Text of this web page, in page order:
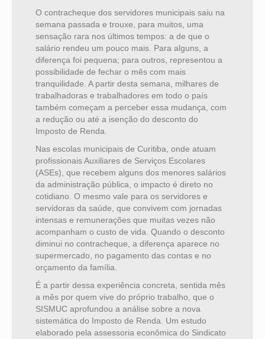
O contracheque dos servidores municipais saiu na
semana passada e trouxe, para muitos, uma
sensação rara nos últimos tempos: a de que o
salário rendeu um pouco mais. Para alguns, a
diferença foi pequena; para outros, representou a
possibilidade de fechar o mês com mais
tranquilidade. A partir desta semana, milhares de
trabalhadoras e trabalhadores em todo o país
também começam a perceber essa mudança, com
a redução ou até a isenção do desconto do
Imposto de Renda.
Nas escolas municipais de Curitiba, onde atuam
profissionais Auxiliares de Serviços Escolares
(ASEs), que recebem alguns dos menores salários
da administração pública, o impacto é direto no
cotidiano. O mesmo vale para os servidores e
servidoras da saúde, que convivem com jornadas
intensas e remunerações que muitas vezes não
acompanham o custo de vida. Quando o desconto
diminui no contracheque, a diferença aparece no
supermercado, no pagamento das contas e no
orçamento da família.
É a partir dessa experiência concreta, sentida mês
a mês por quem vive do próprio trabalho, que o
SISMUC aprofundou a análise sobre a nova
sistemática do Imposto de Renda. Um estudo
elaborado pela assessoria econômica do Sindicato